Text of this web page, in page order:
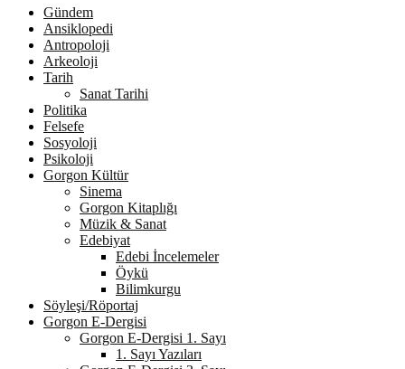
Gündem
Ansiklopedi
Antropoloji
Arkeoloji
Tarih
Sanat Tarihi
Politika
Felsefe
Sosyoloji
Psikoloji
Gorgon Kültür
Sinema
Gorgon Kitaplığı
Müzik & Sanat
Edebiyat
Edebi İncelemeler
Öykü
Bilimkurgu
Söyleşi/Röportaj
Gorgon E-Dergisi
Gorgon E-Dergisi 1. Sayı
1. Sayı Yazıları